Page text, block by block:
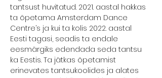
tantsust huvitatud. 2021. aastal hakkas
ta õpetama Amsterdam Dance
Centre’s ja kui ta kolis 2022. aastal
Eesti tagasi, seadis ta endale
eesmärgiks edendada seda tantsu
ka Eestis. Ta jätkas õpetamist
erinevates tantsukoolides ja alates